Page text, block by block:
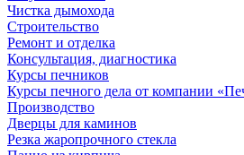
Чистка дымохода
Строительство
Ремонт и отделка
Консультация, диагностика
Курсы печников
Курсы печного дела от компании
Производство
Дверцы для каминов
Резка жаропрочного стекла